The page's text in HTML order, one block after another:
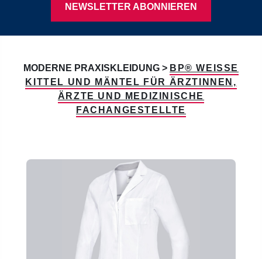
NEWSLETTER ABONNIEREN
MODERNE PRAXISKLEIDUNG > BP® WEISSE K
ITTEL UND MÄNTEL FÜR ÄRZTINNEN, Ä
RZTE UND MEDIZINISCHE F
ACHANGESTELLTE